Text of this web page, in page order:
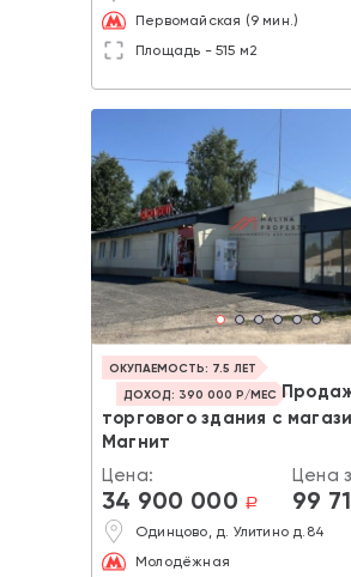
Первомайская (9 мин.)
Площадь - 515 м2
ОКУПАЕМОСТЬ: 7.5 ЛЕТ
ДОХОД: 390 000 Р/МЕС
торгового здания с
Магнит
Цена:
34 900 000 a
Цена
99
Одинцово, д. Улитино д.84
Молодёжная